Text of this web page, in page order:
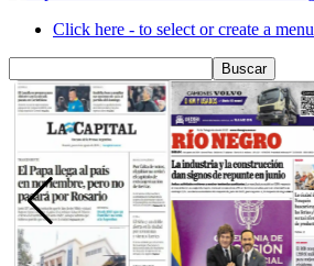
Click here - to select or create a menu